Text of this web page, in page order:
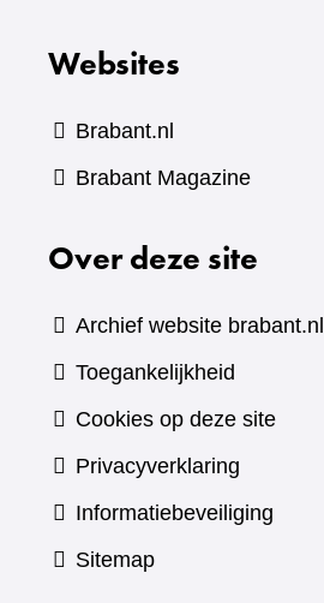
Websites
Brabant.nl
Brabant Magazine(verwijst
een
website)
Over deze site
Archief website brabant.nl
Toegankelijkheid
Cookies op deze site
Privacyverklaring
Informatiebeveiliging
Sitemap